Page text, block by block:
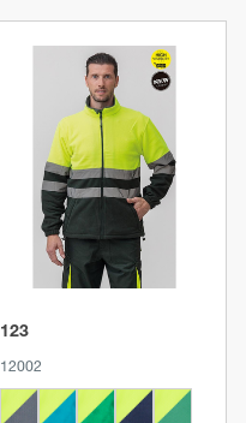
Produkt anzeigen
123
12002